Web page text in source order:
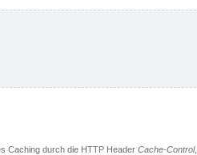
Caching durch die HTTP Header Cache-Control,